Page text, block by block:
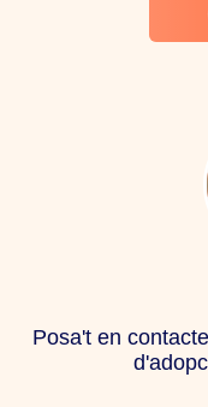
Posa't en